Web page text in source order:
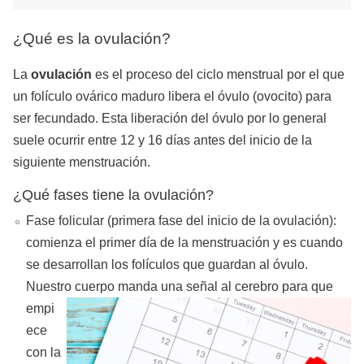
¿Qué es la ovulación?
La ovulación es el proceso del ciclo menstrual por el que
un folículo ovárico maduro libera el óvulo (ovocito) para
ser fecundado. Esta liberación del óvulo por lo general
suele ocurrir entre 12 y 16 días antes del inicio de la
siguiente menstruación.
¿Qué fases tiene la ovulación?
Fase folicular (primera fase del inicio de la ovulación):
comienza el primer día de la menstruación y es cuando
se desarrollan los folículos que guardan al óvulo.
Nuestro cuerpo manda una señal al cerebro para que
empi
ece
con la